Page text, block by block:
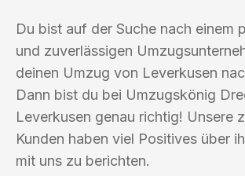
Du bist auf der Suche nach einem
und zuverlässigen
deinen Umzug von Leverkusen
Dann bist du bei Umzugskönig
Leverkusen genau richtig! Unsere
Kunden haben viel Positives über
mit uns zu berichten.